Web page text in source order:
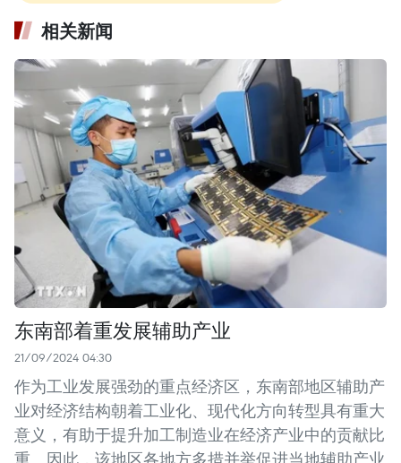
相关新闻
东南部着重发展辅助产业
21/09/2024 04:30
作为工业发展强劲的重点经济区，东南部地区辅助产
业对经济结构朝着工业化、现代化方向转型具有重大
意义，有助于提升加工制造业在经济产业中的贡献比
重。因此，该地区各地方多措并举促进当地辅助产业